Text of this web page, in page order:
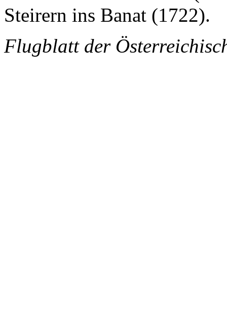
Steirern ins Banat (1722).
Flugblatt der